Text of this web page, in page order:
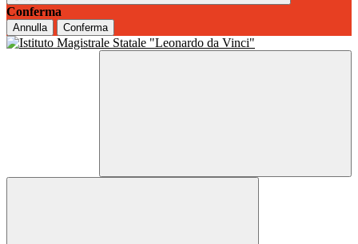
Conferma
Annulla Conferma